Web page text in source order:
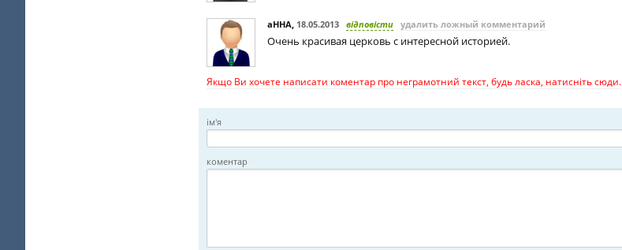
аННА, 18.05.2013 відповісти удалить ложный комментарий
Очень красивая церковь с интересной историей.
Якщо Ви хочете написати коментар про неграмотний текст, будь ласка, натисніть сюди.
ім'я
коментар